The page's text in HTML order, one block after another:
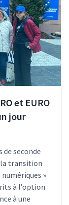
et EURO
jour
de seconde
la transition
»
à l’option
à une